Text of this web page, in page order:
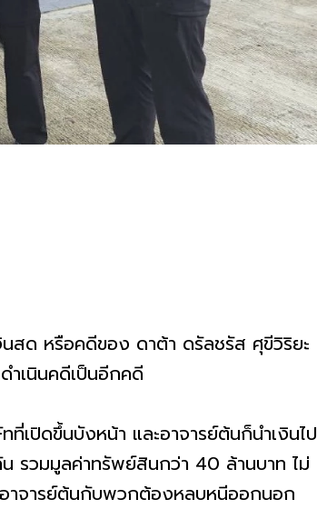
สด หรือคดีของ ดาต้า ดรัลชรัส ศุขีวิริยะ
เนินคดีเป็นอีกคดี
เปิดขึ้นบังหน้า และอาจารย์ต้นก็นำเงินไป
รวมมูลค่าทรัพย์สินกว่า 40 ล้านบาท ไม่
อาจารย์ต้นกับพวกต้องหลบหนีออกนอก